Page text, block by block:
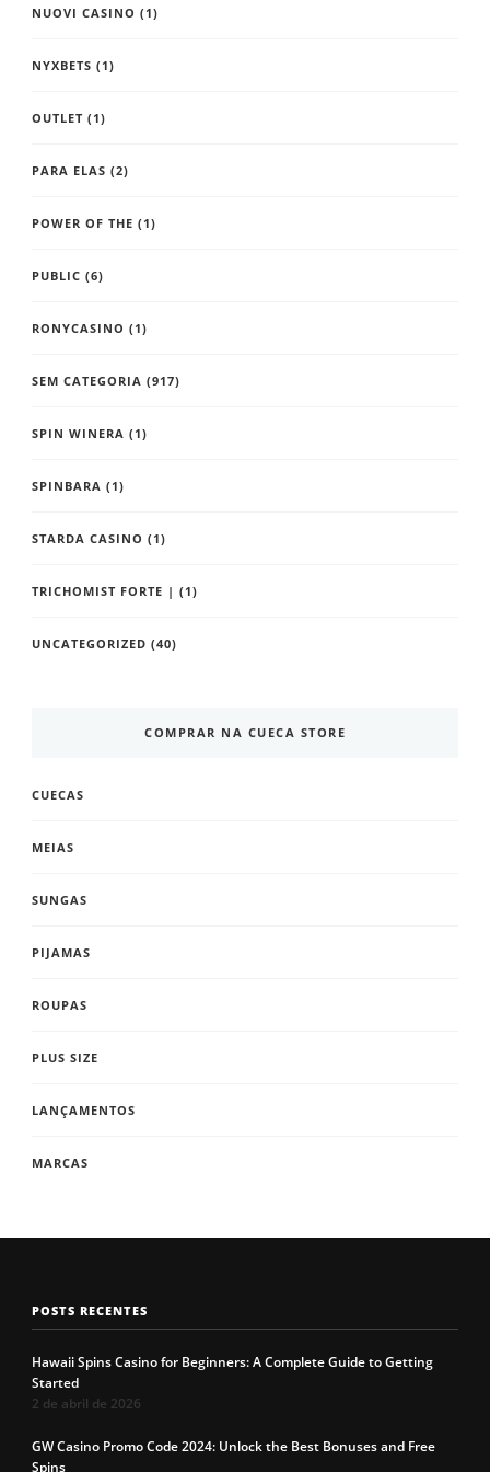
NUOVI CASINO (1)
NYXBETS (1)
OUTLET (1)
PARA ELAS (2)
POWER OF THE (1)
PUBLIC (6)
RONYCASINO (1)
SEM CATEGORIA (917)
SPIN WINERA (1)
SPINBARA (1)
STARDA CASINO (1)
TRICHOMIST FORTE | (1)
UNCATEGORIZED (40)
COMPRAR NA CUECA STORE
CUECAS
MEIAS
SUNGAS
PIJAMAS
ROUPAS
PLUS SIZE
LANÇAMENTOS
MARCAS
POSTS RECENTES
Hawaii Spins Casino for Beginners: A Complete Guide to Getting
Started
2 de abril de 2026
GW Casino Promo Code 2024: Unlock the Best Bonuses and Free
Spins